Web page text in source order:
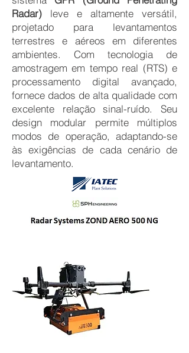
Radar) leve e altamente versátil,
projetado para levantamentos
terrestres e aéreos em diferentes
ambientes. Com tecnologia de
amostragem em tempo real (RTS) e
processamento digital avançado,
fornece dados de alta qualidade com
excelente relação sinal-ruído. Seu
design modular permite múltiplos
modos de operação, adaptando-se
às exigências de cada cenário de
levantamento.